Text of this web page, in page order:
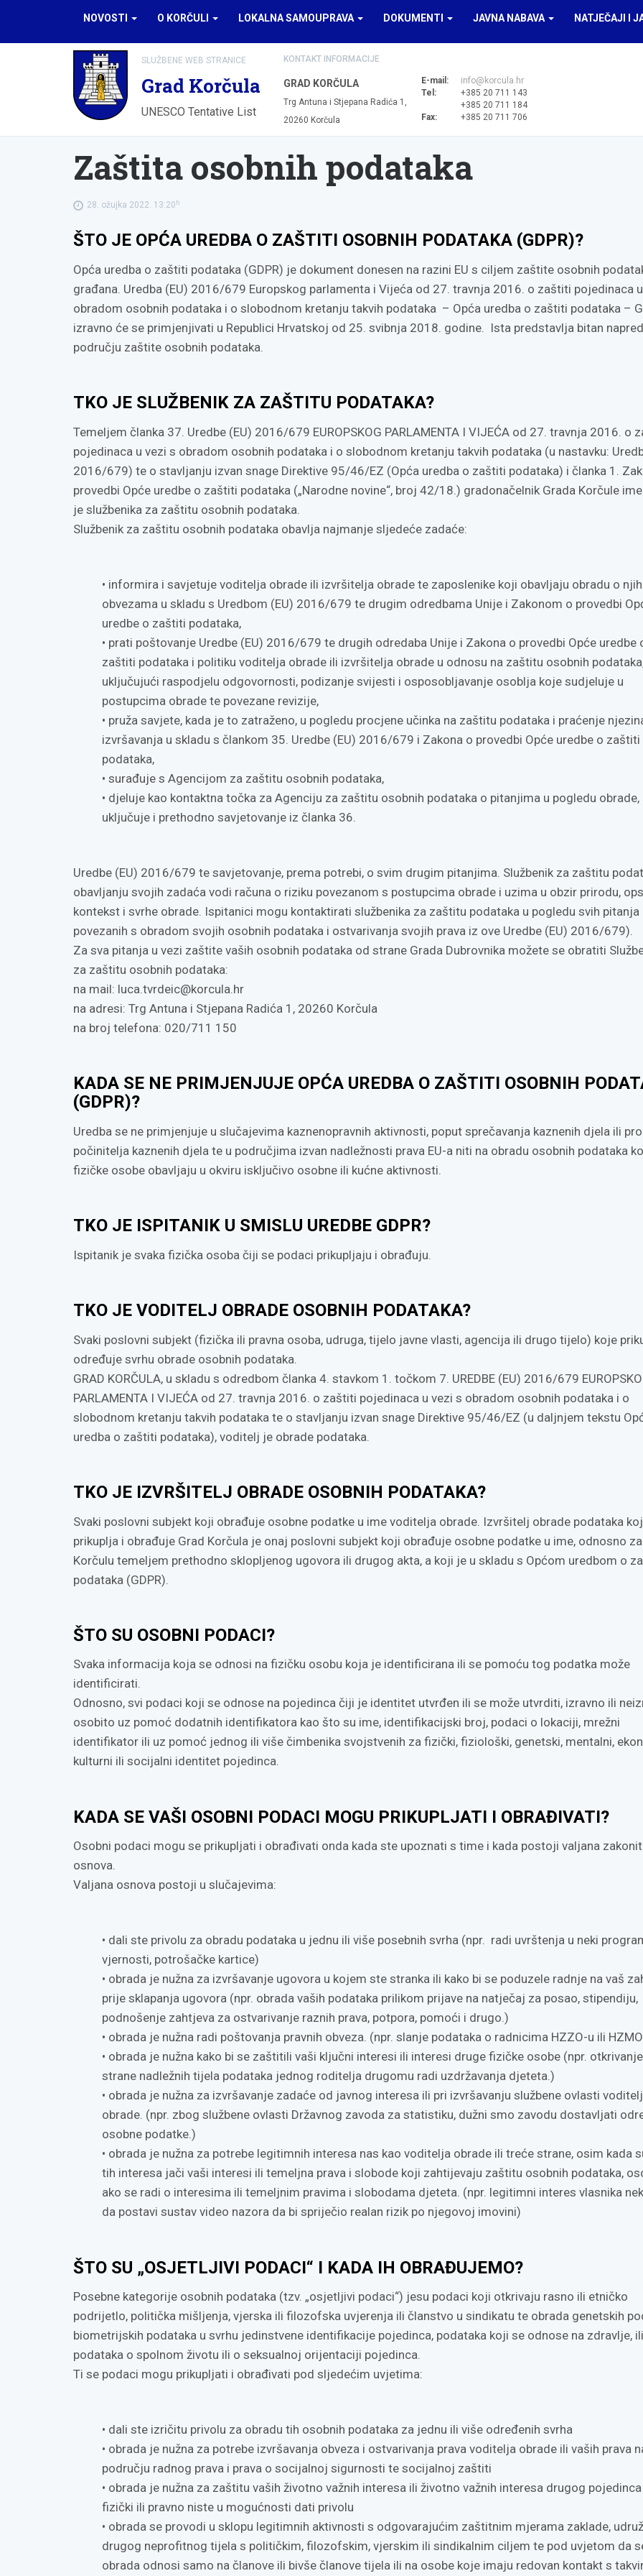
NOVOSTI O KORČULI LOKALNA SAMOUPRAVA DOKUMENTI JAVNA NABAVA NATJEČAJI I
SLUŽBENE WEB STRANICE
Grad Korčula
UNESCO Tentative List
KONTAKT INFORMACIJE
GRAD KORČULA
Trg Antuna i Stjepana Radića 1,
20260 Korčula
E-mail:
info@korcula.hr
Tel:
+385 20 711 143
+385 20 711 184
Fax:
+385 20 711 706
Zaštita osobnih podataka
28. ožujka 2022. 13:20 h
ŠTO JE OPĆA UREDBA O ZAŠTITI OSOBNIH PODATAKA (GDPR)?
Opća uredba o zaštiti podataka (GDPR) je dokument donesen na razini EU s ciljem zaštite osobnih
građana. Uredba (EU) 2016/679 Europskog parlamenta i Vijeća od 27. travnja 2016. o zaštiti pojedinaca
obradom osobnih podataka i o slobodnom kretanju takvih podataka – Opća uredba o zaštiti podataka –
izravno će se primjenjivati u Republici Hrvatskoj od 25. svibnja 2018. godine. Ista predstavlja bitan
području zaštite osobnih podataka.
TKO JE SLUŽBENIK ZA ZAŠTITU PODATAKA?
Temeljem članka 37. Uredbe (EU) 2016/679 EUROPSKOG PARLAMENTA I VIJEĆA od 27. travnja 2016. o
pojedinaca u vezi s obradom osobnih podataka i o slobodnom kretanju takvih podataka (u nastavku:
2016/679) te o stavljanju izvan snage Direktive 95/46/EZ (Opća uredba o zaštiti podataka) i članka 1.
provedbi Opće uredbe o zaštiti podataka („Narodne novine“, broj 42/18.) gradonačelnik Grada Korčule
je službenika za zaštitu osobnih podataka.
Službenik za zaštitu osobnih podataka obavlja najmanje sljedeće zadaće:
• informira i savjetuje voditelja obrade ili izvršitelja obrade te zaposlenike koji obavljaju obradu o
obvezama u skladu s Uredbom (EU) 2016/679 te drugim odredbama Unije i Zakonom o provedbi
uredbe o zaštiti podataka,
• prati poštovanje Uredbe (EU) 2016/679 te drugih odredaba Unije i Zakona o provedbi Opće uredbe
zaštiti podataka i politiku voditelja obrade ili izvršitelja obrade u odnosu na zaštitu osobnih
uključujući raspodjelu odgovornosti, podizanje svijesti i osposobljavanje osoblja koje sudjeluje u
postupcima obrade te povezane revizije,
• pruža savjete, kada je to zatraženo, u pogledu procjene učinka na zaštitu podataka i praćenje
izvršavanja u skladu s člankom 35. Uredbe (EU) 2016/679 i Zakona o provedbi Opće uredbe o zaštiti
podataka,
• surađuje s Agencijom za zaštitu osobnih podataka,
• djeluje kao kontaktna točka za Agenciju za zaštitu osobnih podataka o pitanjima u pogledu obrade,
uključuje i prethodno savjetovanje iz članka 36.
Uredbe (EU) 2016/679 te savjetovanje, prema potrebi, o svim drugim pitanjima. Službenik za zaštitu
obavljanju svojih zadaća vodi računa o riziku povezanom s postupcima obrade i uzima u obzir prirodu,
kontekst i svrhe obrade. Ispitanici mogu kontaktirati službenika za zaštitu podataka u pogledu svih pitanja
povezanih s obradom svojih osobnih podataka i ostvarivanja svojih prava iz ove Uredbe (EU) 2016/679).
Za sva pitanja u vezi zaštite vaših osobnih podataka od strane Grada Dubrovnika možete se obratiti
za zaštitu osobnih podataka:
na mail: luca.tvrdeic@korcula.hr
na adresi: Trg Antuna i Stjepana Radića 1, 20260 Korčula
na broj telefona: 020/711 150
KADA SE NE PRIMJENJUJE OPĆA UREDBA O ZAŠTITI OSOBNIH
(GDPR)?
Uredba se ne primjenjuje u slučajevima kaznenopravnih aktivnosti, poput sprečavanja kaznenih djela ili
počinitelja kaznenih djela te u područjima izvan nadležnosti prava EU-a niti na obradu osobnih podataka
fizičke osobe obavljaju u okviru isključivo osobne ili kućne aktivnosti.
TKO JE ISPITANIK U SMISLU UREDBE GDPR?
Ispitanik je svaka fizička osoba čiji se podaci prikupljaju i obrađuju.
TKO JE VODITELJ OBRADE OSOBNIH PODATAKA?
Svaki poslovni subjekt (fizička ili pravna osoba, udruga, tijelo javne vlasti, agencija ili drugo tijelo) koje
određuje svrhu obrade osobnih podataka.
GRAD KORČULA, u skladu s odredbom članka 4. stavkom 1. točkom 7. UREDBE (EU) 2016/679
PARLAMENTA I VIJEĆA od 27. travnja 2016. o zaštiti pojedinaca u vezi s obradom osobnih podataka i o
slobodnom kretanju takvih podataka te o stavljanju izvan snage Direktive 95/46/EZ (u daljnjem tekstu
uredba o zaštiti podataka), voditelj je obrade podataka.
TKO JE IZVRŠITELJ OBRADE OSOBNIH PODATAKA?
Svaki poslovni subjekt koji obrađuje osobne podatke u ime voditelja obrade. Izvršitelj obrade podataka
prikuplja i obrađuje Grad Korčula je onaj poslovni subjekt koji obrađuje osobne podatke u ime, odnosno
Korčulu temeljem prethodno sklopljenog ugovora ili drugog akta, a koji je u skladu s Općom uredbom o
podataka (GDPR).
ŠTO SU OSOBNI PODACI?
Svaka informacija koja se odnosi na fizičku osobu koja je identificirana ili se pomoću tog podatka može
identificirati.
Odnosno, svi podaci koji se odnose na pojedinca čiji je identitet utvrđen ili se može utvrditi, izravno ili
osobito uz pomoć dodatnih identifikatora kao što su ime, identifikacijski broj, podaci o lokaciji, mrežni
identifikator ili uz pomoć jednog ili više čimbenika svojstvenih za fizički, fiziološki, genetski, mentalni,
kulturni ili socijalni identitet pojedinca.
KADA SE VAŠI OSOBNI PODACI MOGU PRIKUPLJATI I OBRAĐIVATI?
Osobni podaci mogu se prikupljati i obrađivati onda kada ste upoznati s time i kada postoji valjana
osnova.
Valjana osnova postoji u slučajevima:
• dali ste privolu za obradu podataka u jednu ili više posebnih svrha (npr. radi uvrštenja u neki
vjernosti, potrošačke kartice)
• obrada je nužna za izvršavanje ugovora u kojem ste stranka ili kako bi se poduzele radnje na vaš
prije sklapanja ugovora (npr. obrada vaših podataka prilikom prijave na natječaj za posao, stipendiju,
podnošenje zahtjeva za ostvarivanje raznih prava, potpora, pomoći i drugo.)
• obrada je nužna radi poštovanja pravnih obveza. (npr. slanje podataka o radnicima HZZO-u ili
• obrada je nužna kako bi se zaštitili vaši ključni interesi ili interesi druge fizičke osobe (npr.
strane nadležnih tijela podataka jednog roditelja drugomu radi uzdržavanja djeteta.)
• obrada je nužna za izvršavanje zadaće od javnog interesa ili pri izvršavanju službene ovlasti
obrade. (npr. zbog službene ovlasti Državnog zavoda za statistiku, dužni smo zavodu dostavljati
osobne podatke.)
• obrada je nužna za potrebe legitimnih interesa nas kao voditelja obrade ili treće strane, osim kada
tih interesa jači vaši interesi ili temeljna prava i slobode koji zahtijevaju zaštitu osobnih podataka,
ako se radi o interesima ili temeljnim pravima i slobodama djeteta. (npr. legitimni interes vlasnika
da postavi sustav video nazora da bi spriječio realan rizik po njegovoj imovini)
ŠTO SU „OSJETLJIVI PODACI“ I KADA IH OBRAĐUJEMO?
Posebne kategorije osobnih podataka (tzv. „osjetljivi podaci“) jesu podaci koji otkrivaju rasno ili etničko
podrijetlo, politička mišljenja, vjerska ili filozofska uvjerenja ili članstvo u sindikatu te obrada genetskih
biometrijskih podataka u svrhu jedinstvene identifikacije pojedinca, podataka koji se odnose na zdravlje, ili
podataka o spolnom životu ili o seksualnoj orijentaciji pojedinca.
Ti se podaci mogu prikupljati i obrađivati pod sljedećim uvjetima:
• dali ste izričitu privolu za obradu tih osobnih podataka za jednu ili više određenih svrha
• obrada je nužna za potrebe izvršavanja obveza i ostvarivanja prava voditelja obrade ili vaših prava
području radnog prava i prava o socijalnoj sigurnosti te socijalnoj zaštiti
• obrada je nužna za zaštitu vaših životno važnih interesa ili životno važnih interesa drugog
fizički ili pravno niste u mogućnosti dati privolu
• obrada se provodi u sklopu legitimnih aktivnosti s odgovarajućim zaštitnim mjerama zaklade,
drugog neprofitnog tijela s političkim, filozofskim, vjerskim ili sindikalnim ciljem te pod uvjetom da
obrada odnosi samo na članove ili bivše članove tijela ili na osobe koje imaju redovan kontakt s